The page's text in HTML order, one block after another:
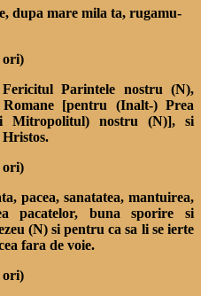
dupa mare mila ta, rugamu-
ori)
Parintele nostru (N),
[pentru (Inalt-) Prea
Mitropolitul) nostru (N)], si
ori)
pacea, sanatatea, mantuirea,
pacatelor, buna sporire si
(N) si pentru ca sa li se ierte
fara de voie.
ori)